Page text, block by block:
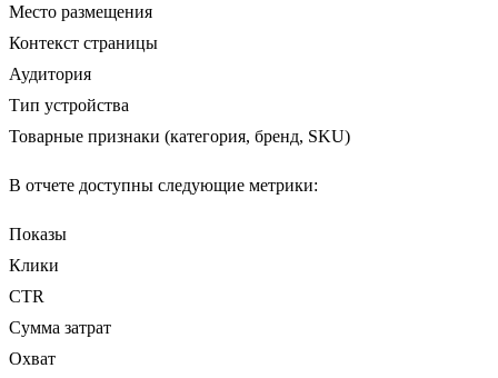
Место размещения
Контекст страницы
Аудитория
Тип устройства
Товарные признаки (категория, бренд, SKU)
В отчете доступны следующие метрики:
Показы
Клики
CTR
Сумма затрат
Охват